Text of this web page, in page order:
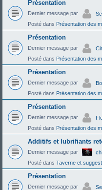
Présentation
Dernier message par
Posté dans Présentation des
Présentation
Dernier message par
Posté dans Présentation des
Présentation
Dernier message par
Posté dans Présentation des
Présentation
Dernier message par
Posté dans Présentation des
Additifs et lubrifiants
Dernier message par
Posté dans Taverne et
Présentation
Dernier message par